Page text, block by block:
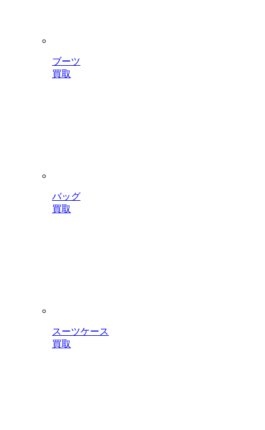
ブーツ
買取
バッグ
買取
スーツケース
買取